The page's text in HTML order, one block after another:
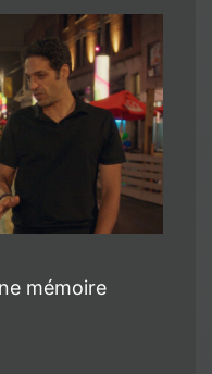
mémoire